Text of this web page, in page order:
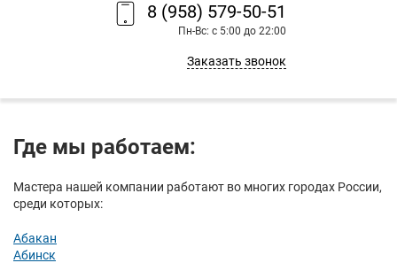
8 (958) 579-50-51
Пн-Вс: с 5:00 до 22:00
Заказать звонок
Где мы работаем:
Мастера нашей компании работают во многих городах России,
среди которых:
Абакан
Абинск